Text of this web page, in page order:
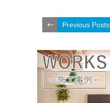
Previous Posts